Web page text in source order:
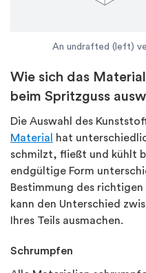
An undrafted (left)
Wie sich das
beim Spritzguss
Die Auswahl des
Material
hat
schmilzt, fließt und kühlt
endgültige Form
Bestimmung des
kann den Unterschied
Ihres Teils ausmachen.
Schrumpfen